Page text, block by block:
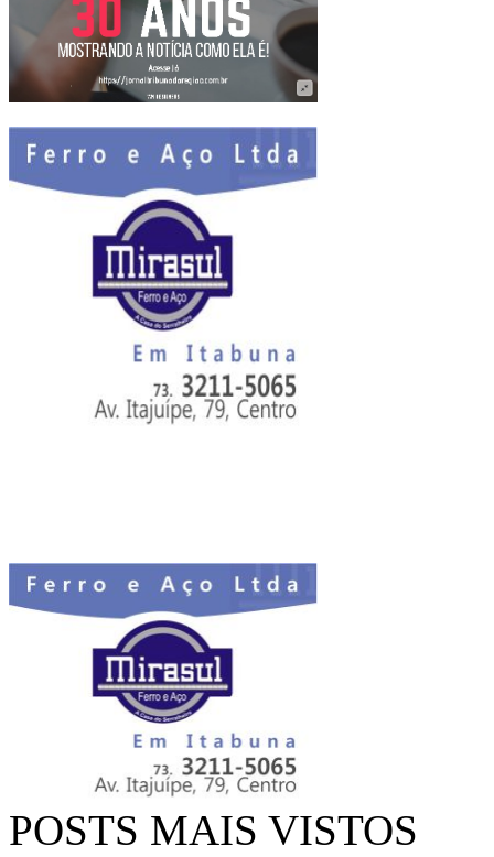
POSTS MAIS VISTOS